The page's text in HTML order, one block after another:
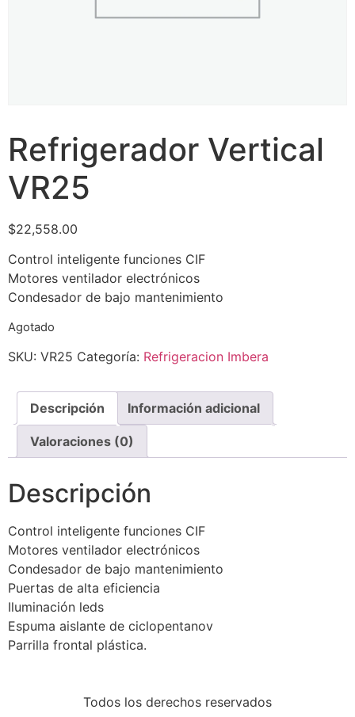
Refrigerador Vertical
VR25
$22,558.00
Control inteligente funciones CIF
Motores ventilador electrónicos
Condesador de bajo mantenimiento
Agotado
SKU: VR25 Categoría: Refrigeracion Imbera
Descripción Información adicional
Valoraciones (0)
Descripción
Control inteligente funciones CIF
Motores ventilador electrónicos
Condesador de bajo mantenimiento
Puertas de alta eficiencia
Iluminación leds
Espuma aislante de ciclopentanov
Parrilla frontal plástica.
Todos los derechos reservados